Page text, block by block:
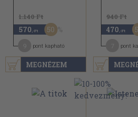
MEGNÉZEM
1.140 Ft
570 ,-Ft 50
pont kapható
940 Ft
470 ,-Ft
pont